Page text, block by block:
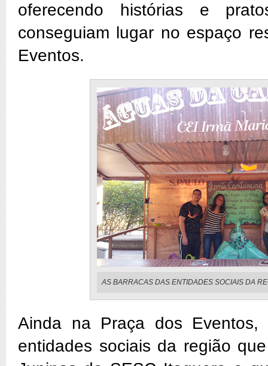
oferecendo histórias e
conseguiam lugar no espaço
Eventos.
AS BARRACAS DAS ENTIDADES SOCIAIS DA
Ainda na Praça dos
entidades sociais da região